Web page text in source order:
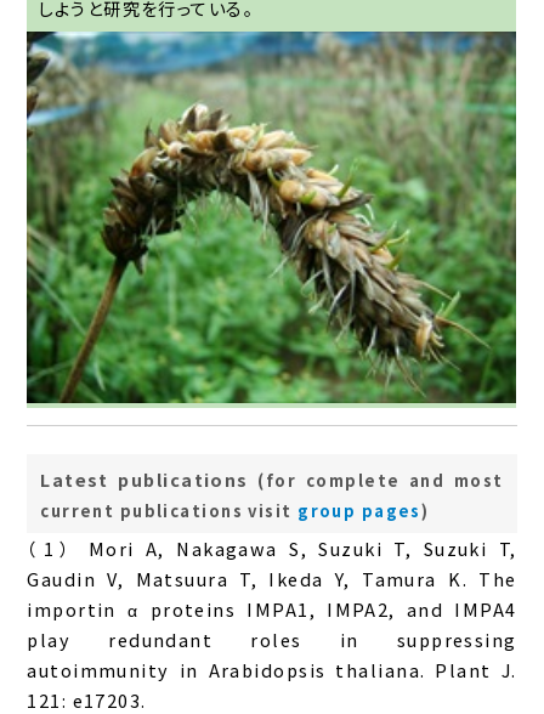
しようと研究を行っている。
Latest publications (for complete and most
current publications visit group pages)
（1） Mori A, Nakagawa S, Suzuki T, Suzuki T,
Gaudin V, Matsuura T, Ikeda Y, Tamura K. The
importin α proteins IMPA1, IMPA2, and IMPA4
play redundant roles in suppressing
autoimmunity in Arabidopsis thaliana. Plant J.
121: e17203.